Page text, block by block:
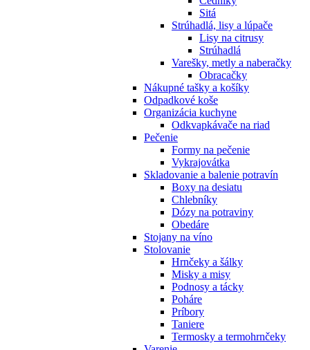
Sitá
Strúhadlá, lisy a lúpače
Lisy na citrusy
Strúhadlá
Varešky, metly a naberačky
Obracačky
Nákupné tašky a košíky
Odpadkové koše
Organizácia kuchyne
Odkvapkávače na riad
Pečenie
Formy na pečenie
Vykrajovátka
Skladovanie a balenie potravín
Boxy na desiatu
Chlebníky
Dózy na potraviny
Obedáre
Stojany na víno
Stolovanie
Hrnčeky a šálky
Misky a misy
Podnosy a tácky
Poháre
Príbory
Taniere
Termosky a termohrnčeky